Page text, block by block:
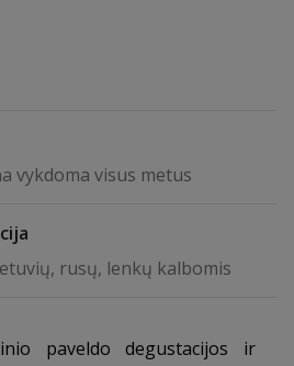
vykdoma visus metus
rusų, lenkų kalbomis
paveldo degustacijos ir